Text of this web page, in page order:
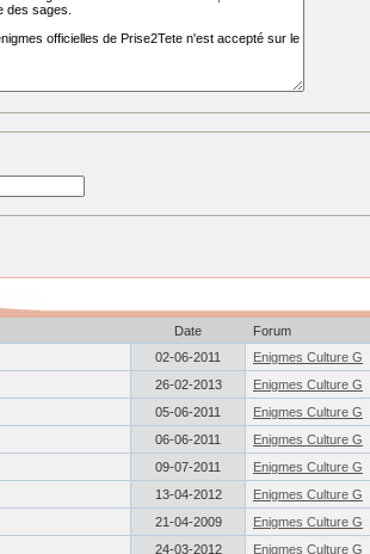
Date
Forum
02-06-2011
Enigmes Culture G
26-02-2013
Enigmes Culture G
05-06-2011
Enigmes Culture G
06-06-2011
Enigmes Culture G
09-07-2011
Enigmes Culture G
13-04-2012
Enigmes Culture G
21-04-2009
Enigmes Culture G
24-03-2012 Enigmes Culture G